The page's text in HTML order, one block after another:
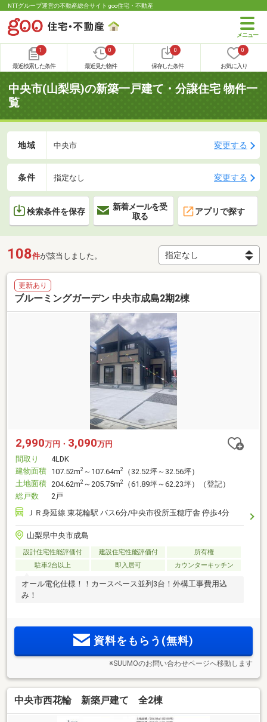
NTTグループ運営の不動産総合サイト goo住宅・不動産
1
最近検索した条件
0
最近見た物件
0
保存した条件
0
お気に入り
中央市(山梨県)の新築一戸建て・分譲住宅 物件一
覧
地域 中央市 変更する
条件 指定なし 変更する
検索条件を保存
新着メールを受
取る
アプリで探す
108件が該当しました。
更新あり
ブルーミングガーデン 中央市成島2期2棟
2,990万円・ 3,090万円
間取り
4LDK
建物面積 107.52m2 ～107.64m2
（32.52坪～32.56坪）
土地面積 204.62m2 ～205.75m2
（61.89坪～62.23坪）（登記）
総戸数
2戸
ＪＲ身延線 東花輪駅 バス6分/中央市役所玉穂庁舎 停歩4分
山梨県中央市成島
設計住宅性能評価付 建設住宅性能評価付
所有権
駐車2台以上
即入居可 カウンターキッチン
オール電化仕様！！カースペース並列3台！外構工事費用込
み！
資料をもらう(無料)
※SUUMOのお問い合わせページへ移動します
中央市西花輪 新築戸建て 全2棟